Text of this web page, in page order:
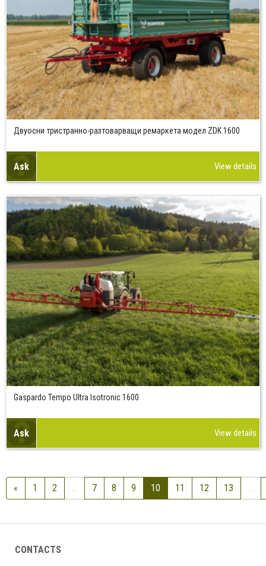
Двуосни тристранно-разтоварващи ремаркета модел ZDK 1600
Ask View details
Gaspardo Tempo Ultra Isotronic 1600
Ask View details
« 1 2 7 8 9 10 11 12 13
CONTACTS